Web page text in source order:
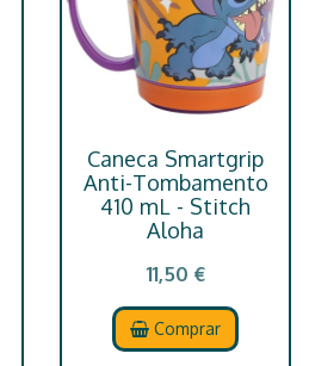
Caneca Smartgrip
Anti-Tombamento
410 mL - Stitch
Aloha
11,50 €
Comprar